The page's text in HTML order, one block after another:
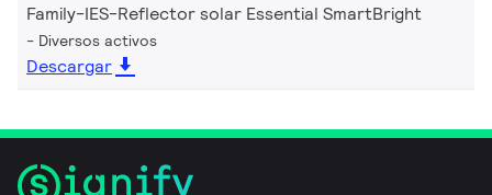
Family-IES-Reflector solar Essential SmartBright
Diversos activos
Descargar